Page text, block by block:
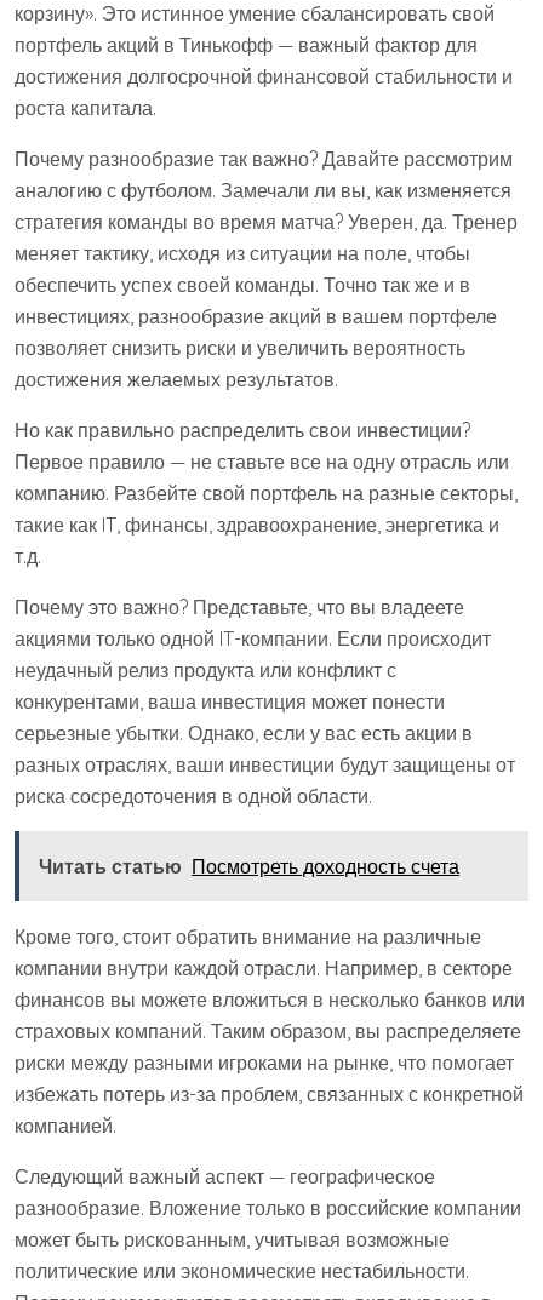
корзину». Это истинное умение сбалансировать свой
портфель акций в Тинькофф — важный фактор для
достижения долгосрочной финансовой стабильности и
роста капитала.
Почему разнообразие так важно? Давайте рассмотрим
аналогию с футболом. Замечали ли вы, как изменяется
стратегия команды во время матча? Уверен, да. Тренер
меняет тактику, исходя из ситуации на поле, чтобы
обеспечить успех своей команды. Точно так же и в
инвестициях, разнообразие акций в вашем портфеле
позволяет снизить риски и увеличить вероятность
достижения желаемых результатов.
Но как правильно распределить свои инвестиции?
Первое правило — не ставьте все на одну отрасль или
компанию. Разбейте свой портфель на разные секторы,
такие как IT, финансы, здравоохранение, энергетика и
т.д.
Почему это важно? Представьте, что вы владеете
акциями только одной IT-компании. Если происходит
неудачный релиз продукта или конфликт с
конкурентами, ваша инвестиция может понести
серьезные убытки. Однако, если у вас есть акции в
разных отраслях, ваши инвестиции будут защищены от
риска сосредоточения в одной области.
Читать статью Посмотреть доходность счета
Кроме того, стоит обратить внимание на различные
компании внутри каждой отрасли. Например, в секторе
финансов вы можете вложиться в несколько банков или
страховых компаний. Таким образом, вы распределяете
риски между разными игроками на рынке, что помогает
избежать потерь из-за проблем, связанных с конкретной
компанией.
Следующий важный аспект — географическое
разнообразие. Вложение только в российские компании
может быть рискованным, учитывая возможные
политические или экономические нестабильности.